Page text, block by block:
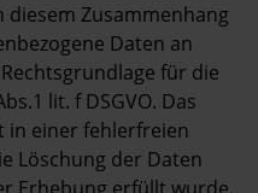
diesem Zusammenhang
Daten an
für die
lit. f DSGVO. Das
in einer fehlerfreien
Löschung der Daten